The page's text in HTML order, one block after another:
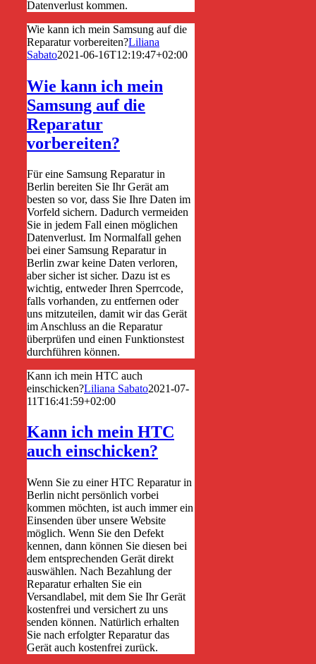
Datenverlust kommen.
Wie kann ich mein Samsung auf die
Reparatur vorbereiten?Liliana
Sabato2021-06-16T12:19:47+02:00
Wie kann ich mein
Samsung auf die
Reparatur
vorbereiten?
Für eine Samsung Reparatur in
Berlin bereiten Sie Ihr Gerät am
besten so vor, dass Sie Ihre Daten im
Vorfeld sichern. Dadurch vermeiden
Sie in jedem Fall einen möglichen
Datenverlust. Im Normalfall gehen
bei einer Samsung Reparatur in
Berlin zwar keine Daten verloren,
aber sicher ist sicher. Dazu ist es
wichtig, entweder Ihren Sperrcode,
falls vorhanden, zu entfernen oder
uns mitzuteilen, damit wir das Gerät
im Anschluss an die Reparatur
überprüfen und einen Funktionstest
durchführen können.
Kann ich mein HTC auch
einschicken?Liliana Sabato2021-07-
11T16:41:59+02:00
Kann ich mein HTC
auch einschicken?
Wenn Sie zu einer HTC Reparatur in
Berlin nicht persönlich vorbei
kommen möchten, ist auch immer ein
Einsenden über unsere Website
möglich. Wenn Sie den Defekt
kennen, dann können Sie diesen bei
dem entsprechenden Gerät direkt
auswählen. Nach Bezahlung der
Reparatur erhalten Sie ein
Versandlabel, mit dem Sie Ihr Gerät
kostenfrei und versichert zu uns
senden können. Natürlich erhalten
Sie nach erfolgter Reparatur das
Gerät auch kostenfrei zurück.